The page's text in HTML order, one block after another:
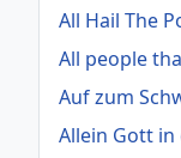
All Hail The
All people
Auf zum
Allein Gott in